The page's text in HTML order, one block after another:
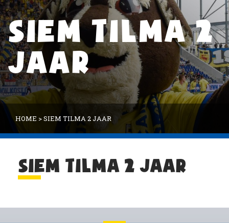
SIEM TILMA 2
JAAR
HOME >SIEM TILMA 2 JAAR
SIEM TILMA 2 JAAR